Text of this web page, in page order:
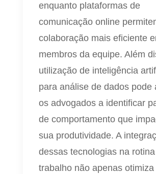
enquanto plataformas de
comunicação online
colaboração mais eficiente
membros da equipe. Além
utilização de inteligência
para análise de dados pode
os advogados a identificar
de comportamento que
sua produtividade. A
dessas tecnologias na
trabalho não apenas